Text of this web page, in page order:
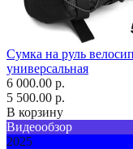
Сумка на руль
универсальная
6 000.00 р.
5 500.00 р.
В корзину
Видеообзор
2025